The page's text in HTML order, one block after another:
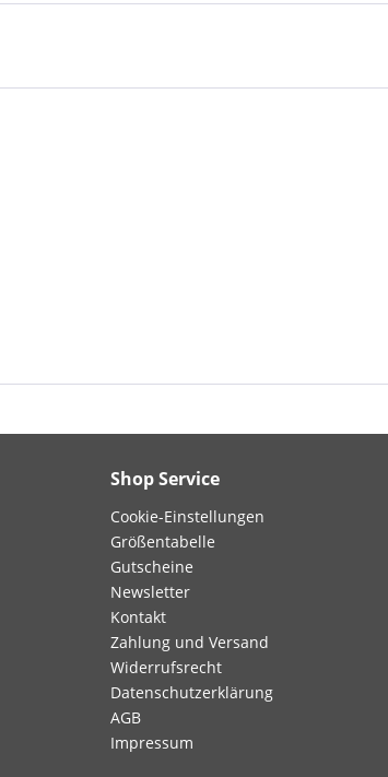
Shop Service
Cookie-Einstellungen
Größentabelle
Gutscheine
Newsletter
Kontakt
Zahlung und Versand
Widerrufsrecht
Datenschutzerklärung
AGB
Impressum